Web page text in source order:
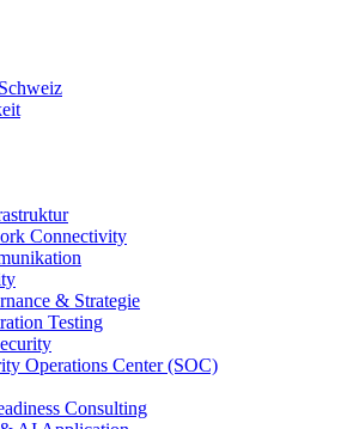
Connectivity
& Strategie
Testing
Operations Center (SOC)
Consulting